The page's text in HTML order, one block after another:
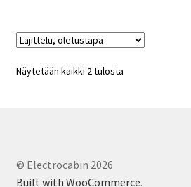
Näytetään kaikki 2 tulosta
© Electrocabin 2026
Built with WooCommerce.